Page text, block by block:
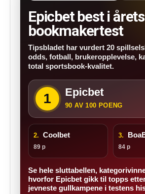
Epicbet best i årets
bookmakertest
Tipsbladet har vurdert 20
odds, fotball, brukeropplevelse,
total sportsbook-kvalitet.
1 Epicbet
90 AV 100 POENG
2. Coolbet
89 p
3.
84 p
Se hele sluttabellen,
hvorfor Epicbet gikk til topps
jevneste gullkampene i testens